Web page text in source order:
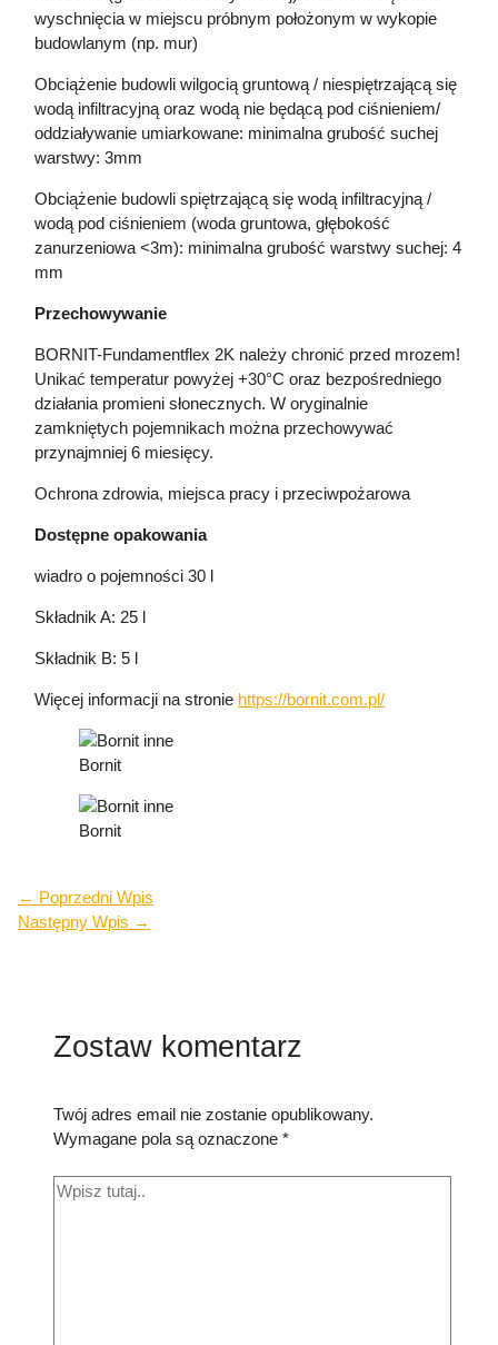
wyschnięcia w miejscu próbnym położonym w wykopie
budowlanym (np. mur)
Obciążenie budowli wilgocią gruntową / niespiętrzającą się
wodą infiltracyjną oraz wodą nie będącą pod ciśnieniem/
oddziaływanie umiarkowane: minimalna grubość suchej
warstwy: 3mm
Obciążenie budowli spiętrzającą się wodą infiltracyjną /
wodą pod ciśnieniem (woda gruntowa, głębokość
zanurzeniowa <3m): minimalna grubość warstwy suchej: 4
mm
Przechowywanie
BORNIT-Fundamentflex 2K należy chronić przed mrozem!
Unikać temperatur powyżej +30°C oraz bezpośredniego
działania promieni słonecznych. W oryginalnie
zamkniętych pojemnikach można przechowywać
przynajmniej 6 miesięcy.
Ochrona zdrowia, miejsca pracy i przeciwpożarowa
Dostępne opakowania
wiadro o pojemności 30 l
Składnik A: 25 l
Składnik B: 5 l
Więcej informacji na stronie https://bornit.com.pl/
Bornit
Bornit
← Poprzedni Wpis
Następny Wpis →
Zostaw komentarz
Twój adres email nie zostanie opublikowany.
Wymagane pola są oznaczone*